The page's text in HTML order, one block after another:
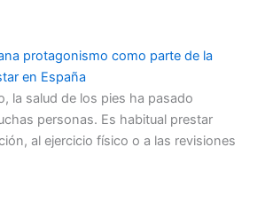
protagonismo como parte de la
en España
la salud de los pies ha pasado
personas. Es habitual prestar
al ejercicio físico o a las revisiones